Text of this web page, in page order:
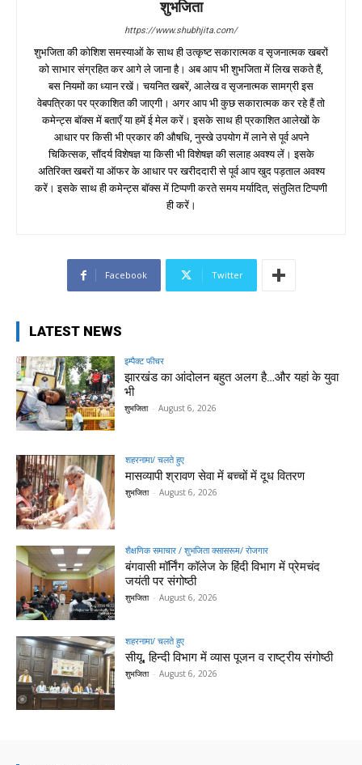
शुभजिता
https://www.shubhjita.com/
शुभजिता की कोशिश समस्याओं के साथ ही उत्कृष्ट सकारात्मक व सृजनात्मक खबरों
को साभार संग्रहित कर आगे ले जाना है। अब आप भी शुभजिता में लिख सकते हैं,
बस नियमों का ध्यान रखें। चयनित खबरें, आलेख व सृजनात्मक सामग्री इस
वेबपत्रिका पर प्रकाशित की जाएगी। अगर आप भी कुछ सकारात्मक कर रहे हैं तो
कमेन्ट्स बॉक्स में बताएँ या हमें ई मेल करें। इसके साथ ही प्रकाशित आलेखों के
आधार पर किसी भी प्रकार की औषधि, नुस्खे उपयोग में लाने से पूर्व अपने
चिकित्सक, सौंदर्य विशेषज्ञ या किसी भी विशेषज्ञ की सलाह अवश्य लें। इसके
अतिरिक्त खबरों या ऑफर के आधार पर खरीददारी से पूर्व आप खुद पड़ताल अवश्य
करें। इसके साथ ही कमेन्ट्स बॉक्स में टिप्पणी करते समय मर्यादित, संतुलित टिप्पणी
ही करें।
Facebook Twitter
LATEST NEWS
इम्पैक्ट फीचर
झारखंड का आंदोलन बहुत अलग है…और यहां के युवा
भी
शुभजिता - August 6, 2026
शहरनामा/ चलते हुए
मासव्यापी श्रावण सेवा में बच्चों में दूध वितरण
शुभजिता - August 6, 2026
शैक्षणिक समाचार / शुभजिता क्सासरूम/ रोजगार
बंगवासी मॉर्निंग कॉलेज के हिंदी विभाग में प्रेमचंद
जयंती पर संगोष्ठी
शुभजिता - August 6, 2026
शहरनामा/ चलते हुए
सीयू, हिन्दी विभाग में व्यास पूजन व राष्ट्रीय संगोष्ठी
शुभजिता - August 6, 2026